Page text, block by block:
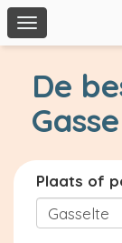
Toggle
navigation
De
Plaats of